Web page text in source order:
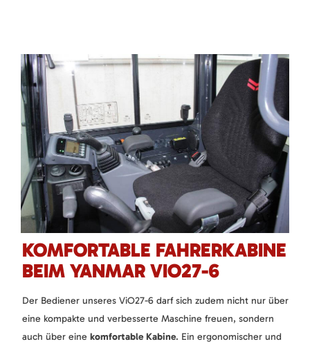
KOMFORTABLE FAHRERKABINE
BEIM YANMAR VIO27-6
Der Bediener unseres ViO27-6 darf sich zudem nicht nur über
eine kompakte und verbesserte Maschine freuen, sondern
auch über eine komfortable Kabine. Ein ergonomischer und